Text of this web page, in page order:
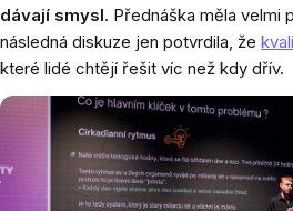
dávají smysl. Přednáška měla velmi
následná diskuze jen potvrdila, že
které lidé chtějí řešit víc než kdy dřív.